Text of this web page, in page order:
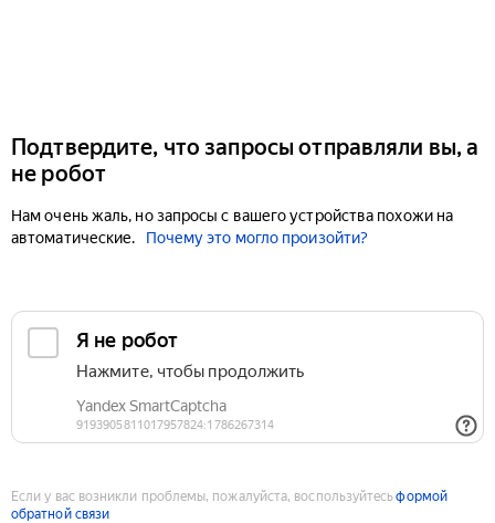
Подтвердите, что запросы отправляли вы, а
не робот
Нам очень жаль, но запросы с вашего устройства похожи на
автоматические.
Почему это могло произойти?
Если у вас возникли проблемы, пожалуйста, воспользуйтесьформой
обратной связи